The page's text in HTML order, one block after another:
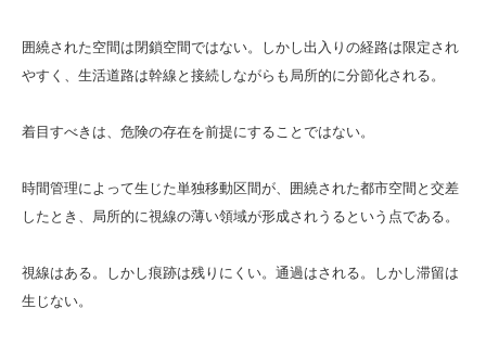
囲繞された空間は閉鎖空間ではない。しかし出入りの経路は限定され
やすく、生活道路は幹線と接続しながらも局所的に分節化される。
着目すべきは、危険の存在を前提にすることではない。
時間管理によって生じた単独移動区間が、囲繞された都市空間と交差
したとき、局所的に視線の薄い領域が形成されうるという点である。
視線はある。しかし痕跡は残りにくい。通過はされる。しかし滞留は
生じない。